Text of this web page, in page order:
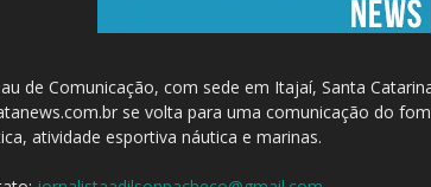
de Comunicação, com sede em Itajaí, Santa
se volta para uma comunicação do
atividade esportiva náutica e marinas.